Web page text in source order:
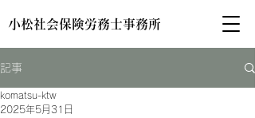
小松社会保険労務士事務所
記事
komatsu-ktw
2025年5月31日